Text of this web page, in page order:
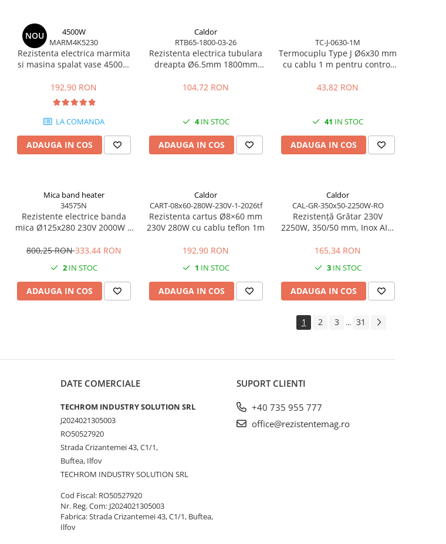
NOU
4500W
MARM4K5230
Rezistenta electrica marmita
si masina spalat vase 4500W
3x1500W
192,90 RON
LA COMANDA
ADAUGA IN COS
Caldor
RTB65-1800-03-26
Rezistenta electrica tubulara
dreapta Ø6.5mm 1800mm
104,72 RON
4IN STOC
ADAUGA IN COS
TC-J-0630-1M
Termocuplu Type J Ø6x30 mm
cu cablu 1 m pentru control
43,82 RON
41 IN STOC
ADAUGA IN COS
Mica band heater
34575N
Rezistente electrice banda
mica Ø125x280 230V 2000W 2
800,25 RON333,44 RON
2IN STOC
ADAUGA IN COS
Caldor
CART-08x60-280W-230V-1-2026tf
Rezistenta cartus Ø8×60 mm
230V 280W cu cablu teflon 1m
192,90 RON
1 IN STOC
ADAUGA IN COS
Caldor
CAL-GR-350x50-2250W-RO
Rezistență Grătar 230V
2250W, 350/50 mm, Inox AISI
165,34 RON
3IN STOC
ADAUGA IN COS
1 2 3 ... 31
DATE COMERCIALE
TECHROM INDUSTRY SOLUTION SRL
J2024021305003
RO50527920
Strada Crizantemei 43, C1/1,
Buftea, Ilfov
TECHROM INDUSTRY SOLUTION SRL
Cod Fiscal: RO50527920
Nr. Reg. Com: J2024021305003
Fabrica: Strada Crizantemei 43, C1/1, Buftea,
Ilfov
SUPORT CLIENTI
+40 735 955 777
office@rezistentemag.ro